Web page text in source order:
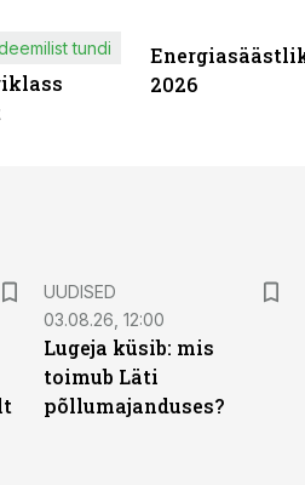
tundi
2026
UUDISED
03.08.26, 12:00
Lugeja küsib: mis
toimub Läti
põllumajanduses?